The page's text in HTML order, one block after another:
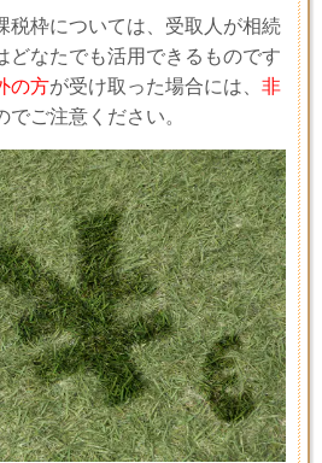
税枠については、受取人が相続
どなたでも活用できるものです
の方が受け取った場合には、 非
でご注意ください。